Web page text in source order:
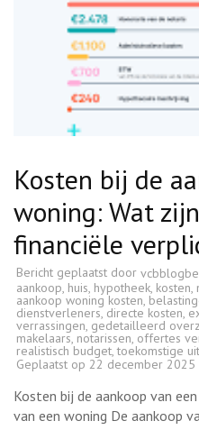
Kosten bij de
woning: Wat
financiële
Bericht geplaatst door vcbblogbe
aankoop, huis, hypotheek, kosten,
aankoop woning kosten,
dienstverleners, directe kosten,
verrassingen, gedetailleerd
makelaars, notarissen, offertes
realistisch budget,toekomstige
Geplaatst op 22 december 2025
Kosten bij de aankoop van
van een woning De aankoop